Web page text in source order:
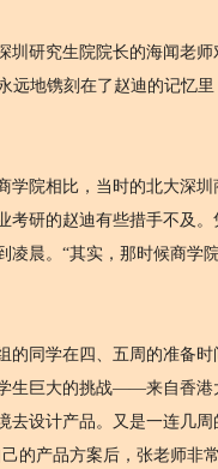
研究生院院长的海闻老师
远地镌刻在了赵迪的记忆
院相比，当时的北大深圳
研的赵迪有些措手不及。
晨。“其实，那时候商学
同学在四、五周的准备时
生巨大的挑战——来自香港
设计产品。又是一连几
的产品方案后，张老师非